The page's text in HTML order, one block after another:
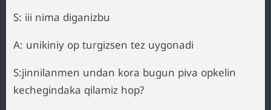
S: iii nima diganizbu
A: unikiniy op turgizsen tez uygonadi
S:jinnilanmen undan kora bugun piva opkelin
kechegindaka qilamiz hop?